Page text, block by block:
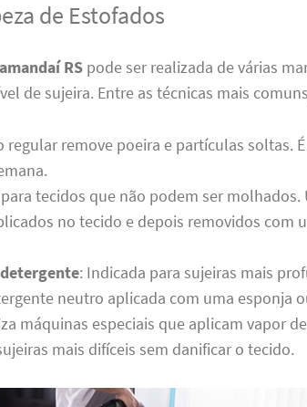
de Estofados
RS pode ser realizada de várias
de sujeira. Entre as técnicas mais
regular remove poeira e partículas soltas.
tecidos que não podem ser
no tecido e depois removidos com
: Indicada para sujeiras mais
neutro aplicada com uma esponja
máquinas especiais que aplicam vapor
mais difíceis sem danificar o tecido.